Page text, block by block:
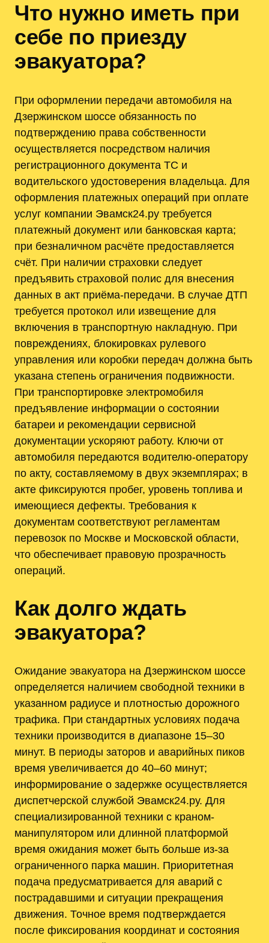
Что нужно иметь при
себе по приезду
эвакуатора?
При оформлении передачи автомобиля на
Дзержинском шоссе обязанность по
подтверждению права собственности
осуществляется посредством наличия
регистрационного документа ТС и
водительского удостоверения владельца. Для
оформления платежных операций при оплате
услуг компании Эвамск24.ру требуется
платежный документ или банковская карта;
при безналичном расчёте предоставляется
счёт. При наличии страховки следует
предъявить страховой полис для внесения
данных в акт приёма-передачи. В случае ДТП
требуется протокол или извещение для
включения в транспортную накладную. При
повреждениях, блокировках рулевого
управления или коробки передач должна быть
указана степень ограничения подвижности.
При транспортировке электромобиля
предъявление информации о состоянии
батареи и рекомендации сервисной
документации ускоряют работу. Ключи от
автомобиля передаются водителю-оператору
по акту, составляемому в двух экземплярах; в
акте фиксируются пробег, уровень топлива и
имеющиеся дефекты. Требования к
документам соответствуют регламентам
перевозок по Москве и Московской области,
что обеспечивает правовую прозрачность
операций.
Как долго ждать
эвакуатора?
Ожидание эвакуатора на Дзержинском шоссе
определяется наличием свободной техники в
указанном радиусе и плотностью дорожного
трафика. При стандартных условиях подача
техники производится в диапазоне 15–30
минут. В периоды заторов и аварийных пиков
время увеличивается до 40–60 минут;
информирование о задержке осуществляется
диспетчерской службой Эвамск24.ру. Для
специализированной техники с краном-
манипулятором или длинной платформой
время ожидания может быть больше из‑за
ограниченного парка машин. Приоритетная
подача предусматривается для аварий с
пострадавшими и ситуации прекращения
движения. Точное время подтверждается
после фиксирования координат и состояния